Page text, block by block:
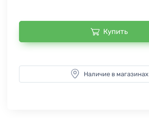
Купить
Наличие в магазинах